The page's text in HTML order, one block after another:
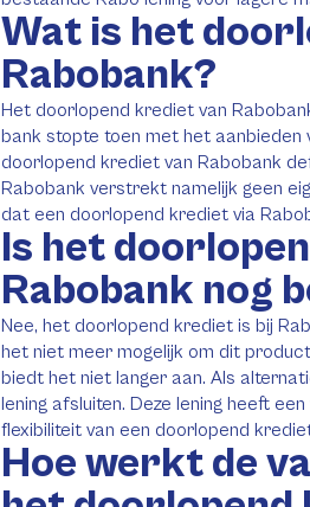
Wat is het
Rabobank?
Het doorlopend krediet van
bank stopte toen met het
doorlopend krediet van Rabobank
Rabobank verstrekt namelijk geen
dat een doorlopend krediet via
Is het
Rabobank nog
Nee, het doorlopend krediet is bij
het niet meer mogelijk om dit
biedt het niet langer aan. Als
lening afsluiten. Deze lening heeft
flexibiliteit van een doorlopend
Hoe werkt de